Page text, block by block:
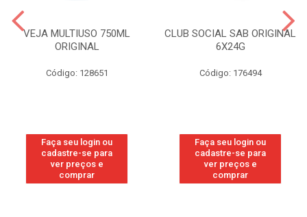
VEJA MULTIUSO 750ML
ORIGINAL
Código: 128651
Faça seu login ou
cadastre-se para
ver preços e
comprar
CLUB SOCIAL SAB ORIGINAL
6X24G
Código: 176494
Faça seu login ou
cadastre-se para
ver preços e
comprar